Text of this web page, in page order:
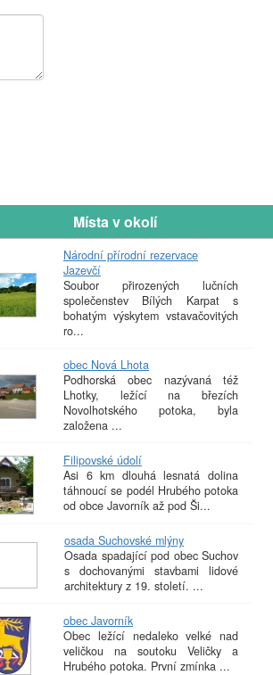
Místa v okolí
Národní přírodní rezervace
Jazevčí
Soubor přirozených lučních
společenstev Bílých Karpat s
bohatým výskytem vstavačovitých
ro...
obec Nová Lhota
Podhorská obec nazývaná též
Lhotky, ležící na březích
Novolhotského potoka, byla
založena ...
Filipovské údolí
Asi 6 km dlouhá lesnatá dolina
táhnoucí se podél Hrubého potoka
od obce Javorník až pod Ši...
osada Suchovské mlýny
Osada spadající pod obec Suchov
s dochovanými stavbami lidové
architektury z 19. století. ...
obec Javorník
Obec ležící nedaleko velké nad
veličkou na soutoku Veličky a
Hrubého potoka. První zmínka ...